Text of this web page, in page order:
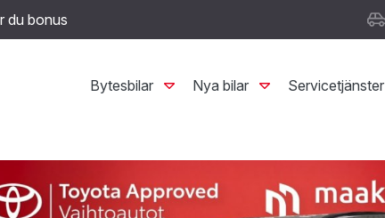
du bonus
Bytesbilar Nya bilar Servicetjänster